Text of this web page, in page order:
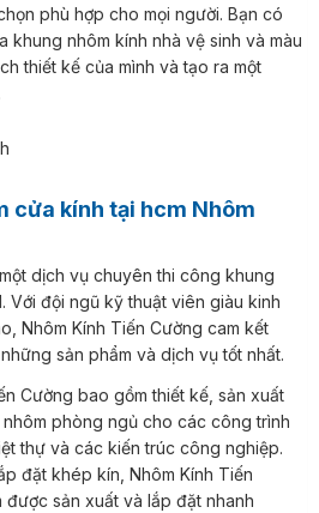
phù hợp cho mọi người. Bạn có
khung nhôm kính nhà vệ sinh và màu
thiết kế của mình và tạo ra một
Với đội ngũ kỹ thuật viên giàu kinh
Nhôm Kính Tiến Cường cam kết
sản phẩm và dịch vụ tốt nhất.
phòng ngủ cho các công trình
thự và các kiến trúc công nghiệp.
đặt khép kín, Nhôm Kính Tiến
sản xuất và lắp đặt nhanh